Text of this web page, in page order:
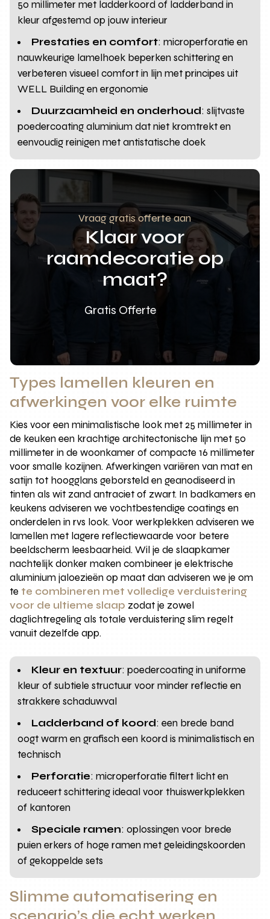
50 millimeter met ladderkoord of ladderband in
kleur afgestemd op jouw interieur
Prestaties en comfort: microperforatie en
nauwkeurige lamelhoek beperken schittering en
verbeteren visueel comfort in lijn met principes uit
WELL Building en ergonomie
Duurzaamheid en onderhoud: slijtvaste
poedercoating aluminium dat niet kromtrekt en
eenvoudig reinigen met antistatische doek
Vraag gratis offerte aan
Klaar voor
raamdecoratie op
maat?
Gratis Offerte
Types lamellen kleuren en
afwerkingen voor elke ruimte
Kies voor een minimalistische look met 25 millimeter in
de keuken een krachtige architectonische lijn met 50
millimeter in de woonkamer of compacte 16 millimeter
voor smalle kozijnen. Afwerkingen variëren van mat en
satijn tot hoogglans geborsteld en geanodiseerd in
tinten als wit zand antraciet of zwart. In badkamers en
keukens adviseren we vochtbestendige coatings en
onderdelen in rvs look. Voor werkplekken adviseren we
lamellen met lagere reflectiewaarde voor betere
beeldscherm leesbaarheid. Wil je de slaapkamer
nachtelijk donker maken combineer je elektrische
aluminium jaloezieën op maat dan adviseren we je om
te te combineren met volledige verduistering
voor de ultieme slaap zodat je zowel
daglichtregeling als totale verduistering slim regelt
vanuit dezelfde app.
Kleur en textuur: poedercoating in uniforme
kleur of subtiele structuur voor minder reflectie en
strakkere schaduwval
Ladderband of koord: een brede band
oogt warm en grafisch een koord is minimalistisch en
technisch
Perforatie: microperforatie filtert licht en
reduceert schittering ideaal voor thuiswerkplekken
of kantoren
Speciale ramen: oplossingen voor brede
puien erkers of hoge ramen met geleidingskoorden
of gekoppelde sets
Slimme automatisering en